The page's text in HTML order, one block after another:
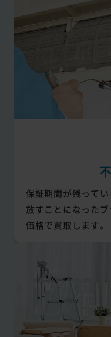
保証期間が残って
放すことになった
価格で買取します。